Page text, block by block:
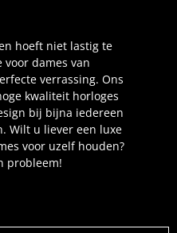
hoeft niet lastig te
dames van
verrassing. Ons
kwaliteit horloges
bij bijna iedereen
Wilt u liever een luxe
voor uzelf houden?
probleem!